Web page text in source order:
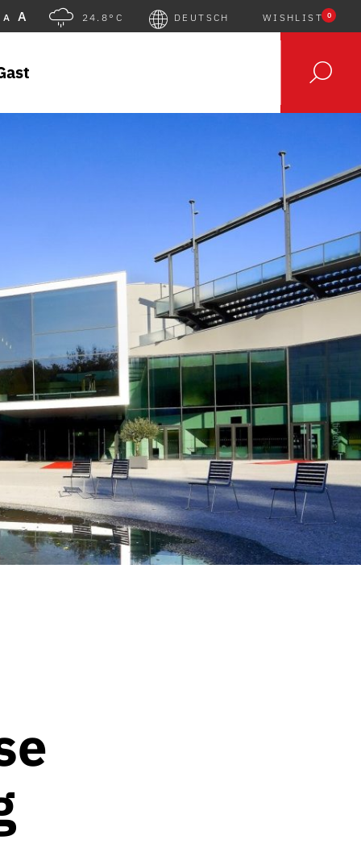
A A 24.8°C DEUTSCH WISHLIST 0